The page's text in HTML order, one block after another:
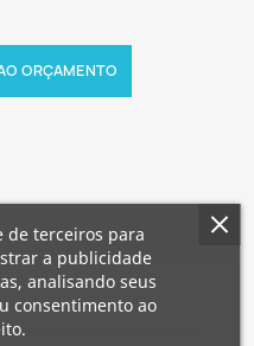
desejos
para guardar
ORÇAMENTO
de terceiros para
a publicidade
analisando seus
consentimento ao